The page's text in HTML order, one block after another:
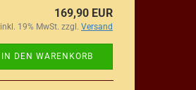
169,90 EUR
inkl. 19% MwSt. zzgl. Versand
IN DEN WARENKORB